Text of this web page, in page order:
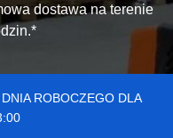
dostawa na terenie
ROBOCZEGO DLA